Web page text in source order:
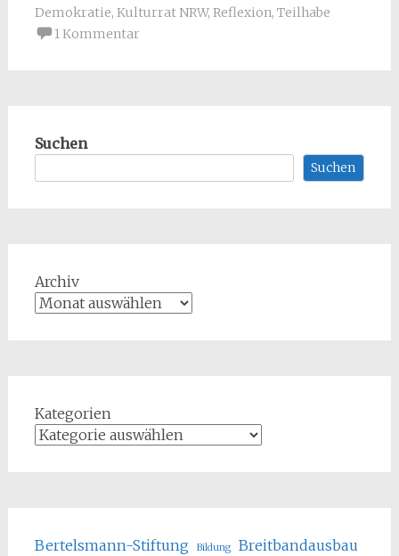
Demokratie, Kulturrat NRW, Reflexion, Teilhabe
1 Kommentar
Suchen
Suchen
Archiv
Kategorien
Bertelsmann-Stiftung Bildung
Breitbandausbau